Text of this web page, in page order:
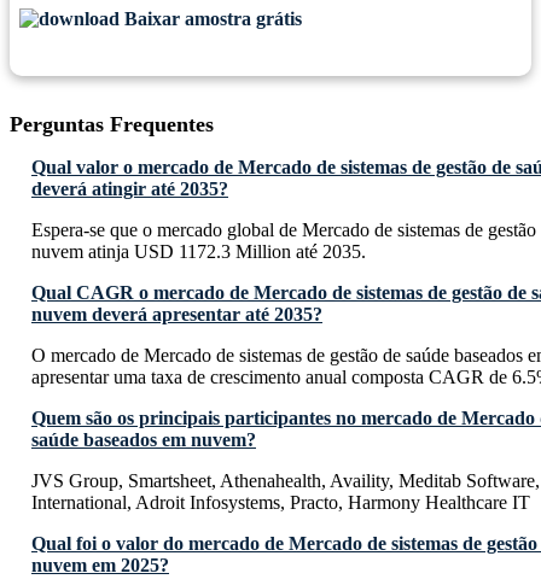
Baixar amostra grátis
Perguntas Frequentes
Qual valor o mercado de Mercado de sistemas de gestão de
deverá atingir até 2035?
Espera-se que o mercado global de Mercado de sistemas de gestão
nuvem atinja USD 1172.3 Million até 2035.
Qual CAGR o mercado de Mercado de sistemas de gestão de
nuvem deverá apresentar até 2035?
O mercado de Mercado de sistemas de gestão de saúde baseados
apresentar uma taxa de crescimento anual composta CAGR de
Quem são os principais participantes no mercado de Mercado
saúde baseados em nuvem?
JVS Group, Smartsheet, Athenahealth, Availity, Meditab
International, Adroit Infosystems, Practo, Harmony Healthcare IT
Qual foi o valor do mercado de Mercado de sistemas de gestão
nuvem em 2025?